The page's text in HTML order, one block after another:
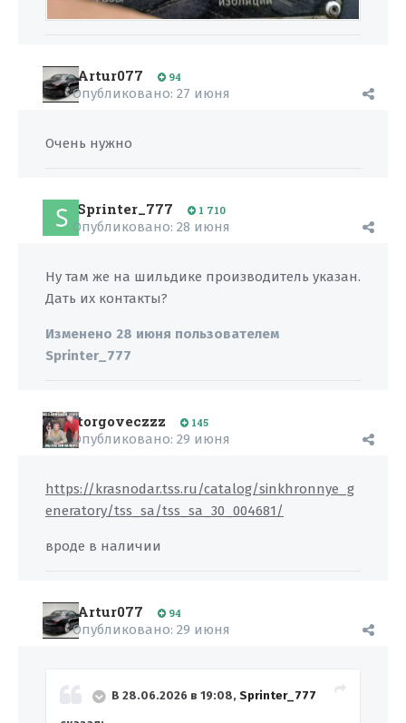
Artur077 94
Опубликовано: 27 июня
Очень нужно
Sprinter_777 1 710
Опубликовано: 28 июня
Ну там же на шильдике производитель указан.
Дать их контакты?
Изменено 28 июня пользователем
Sprinter_777
torgoveczzz 145
Опубликовано: 29 июня
https://krasnodar.tss.ru/catalog/sinkhronnye_g
eneratory/tss_sa/tss_sa_30_004681/
вроде в наличии
Artur077 94
Опубликовано: 29 июня
В 28.06.2026 в 19:08, Sprinter_777